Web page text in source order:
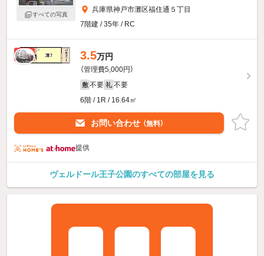
すべての写真
兵庫県神戸市灘区福住通５丁目
7階建 / 35年 / RC
新着 3.5万円
（管理費5,000円）
敷 不要 礼 不要
6階 / 1R / 16.64㎡
お問い合わせ （無料）
提供
ヴェルドール王子公園のすべての部屋を見る